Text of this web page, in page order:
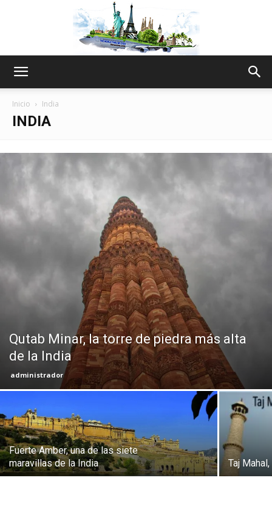
My
Eyes
Inicio India
INDIA
Qutab Minar, la torre de piedra más alta
de la India
administrador
Fuerte Amber, una de las siete
maravillas de la India
Taj